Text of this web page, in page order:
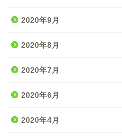
2020年9月
2020年8月
2020年7月
2020年6月
2020年4月